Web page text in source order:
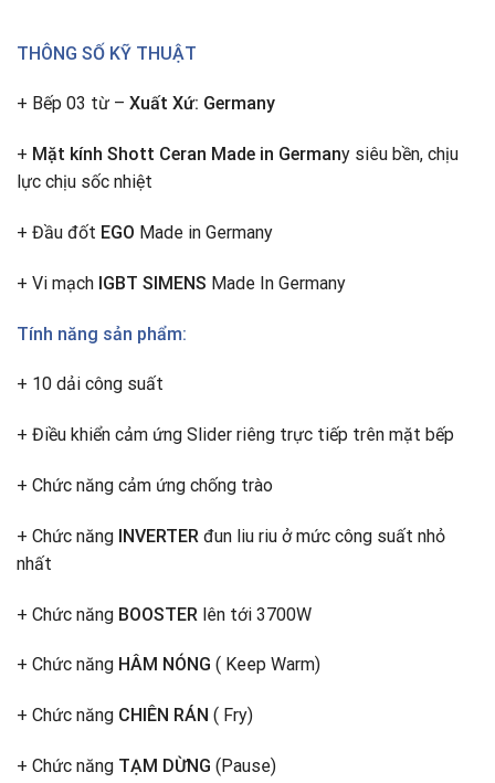
THÔNG SỐ KỸ THUẬT
+ Bếp 03 từ – Xuất Xứ: Germany
+ Mặt kính Shott Ceran Made in Germany siêu bền, chịu
lực chịu sốc nhiệt
+ Đầu đốt EGO Made in Germany
+ Vi mạch IGBT SIMENS Made In Germany
Tính năng sản phẩm:
+ 10 dải công suất
+ Điều khiển cảm ứng Slider riêng trực tiếp trên mặt bếp
+ Chức năng cảm ứng chống trào
+ Chức năng INVERTER đun liu riu ở mức công suất nhỏ
nhất
+ Chức năng BOOSTER lên tới 3700W
+ Chức năng HÂM NÓNG ( Keep Warm)
+ Chức năng CHIÊN RÁN ( Fry)
+ Chức năng TẠM DỪNG (Pause)